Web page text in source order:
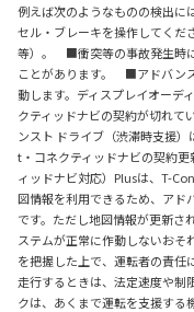
例えば次のようなものの検出に
セル・ブレーキを操作してくだ
等）。 ■衝突等の事故発生時
ことがあります。 ■アドバン
動します。ディスプレイオーデ
クティッドナビの契約が切れて
ンスト ドライブ（渋滞時支援
t・コネクティッドナビの契約
ィッドナビ対応）Plusは、T-
図情報を利用できるため、アド
です。ただし地図情報が更新さ
ステムが正常に作動しないおそ
を把握した上で、運転者の責
走行するときは、法定速度や
クは、あくまで運転を支援する